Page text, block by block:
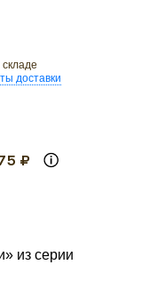
доставки
₽
из серии